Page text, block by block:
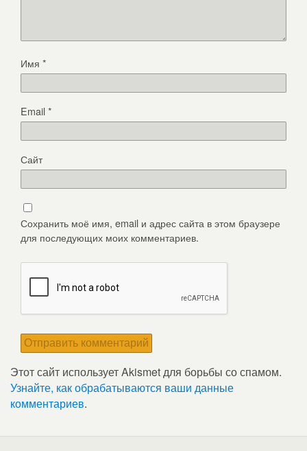
Имя *
Email*
Сайт
Сохранить моё имя, email и адрес сайта в этом браузере
для последующих моих комментариев.
Этот сайт использует Akismet для борьбы со спамом.
Узнайте, как обрабатываются ваши данные
комментариев.